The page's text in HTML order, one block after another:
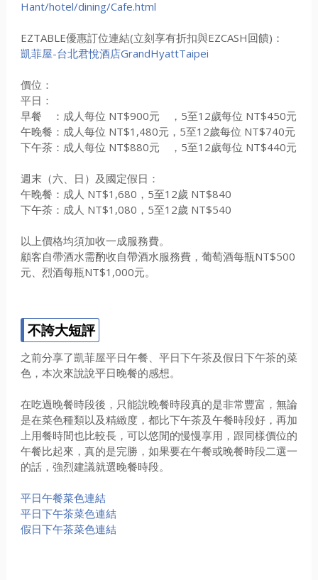
Hant/hotel/dining/Cafe.html
EZTABLE優惠訂位連結(立刻享有折扣與EZCASH回饋)：
凱菲屋-台北君悅酒店GrandHyattTaipei
價位：
平日：
早餐 ：成人每位 NT$900元 ，5至12歲每位 NT$450元
午晚餐：成人每位 NT$1,480元，5至12歲每位 NT$740元
下午茶：成人每位 NT$880元 ，5至12歲每位 NT$440元
週末（六、日）及國定假日：
午晚餐：成人 NT$1,680，5至12歲 NT$840
下午茶：成人 NT$1,080，5至12歲 NT$540
以上價格均須加收一成服務費。
顧客自帶酒水需酌收自帶酒水服務費，葡萄酒每瓶NT$500
元、烈酒每瓶NT$1,000元。
不誇大短評
之前分享了凱菲屋平日午餐、平日下午茶及假日下午茶的菜
色，本次來說說平日晚餐的感想。
在吃過晚餐時段後，只能說晚餐時段真的是非常豐富，無論
是在菜色種類以及精緻度，都比下午茶及午餐時段好，再加
上用餐時間也比較長，可以悠閒的慢慢享用，跟同樣價位的
午餐比起來，真的是完勝，如果要在午餐或晚餐時段二選一
的話，強烈建議就選晚餐時段。
平日午餐菜色連結
平日下午茶菜色連結
假日下午茶菜色連結